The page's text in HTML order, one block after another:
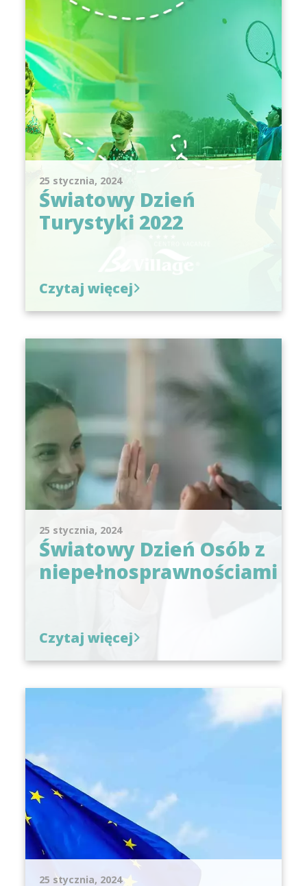
25 stycznia, 2024
Światowy Dzień
Turystyki 2022
Czytaj więcej
25 stycznia, 2024
Światowy Dzień Osób z
niepełnosprawnościami
Czytaj więcej
25 stycznia, 2024